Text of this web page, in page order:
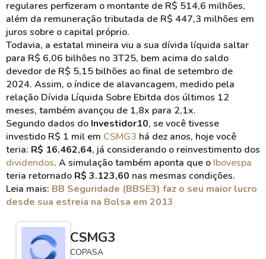
regulares perfizeram o montante de R$ 514,6 milhões,
além da remuneração tributada de R$ 447,3 milhões em
juros sobre o capital próprio.
Todavia, a estatal mineira viu a sua dívida líquida saltar
para R$ 6,06 bilhões no 3T25, bem acima do saldo
devedor de R$ 5,15 bilhões ao final de setembro de
2024. Assim, o índice de alavancagem, medido pela
relação Dívida Líquida Sobre Ebitda dos últimos 12
meses, também avançou de 1,8x para 2,1x.
Segundo dados do Investidor10, se você tivesse
investido R$ 1 mil em CSMG3 há dez anos, hoje você
teria: R$ 16.462,64, já considerando o reinvestimento dos
dividendos. A simulação também aponta que o Ibovespa
teria retornado R$ 3.123,60 nas mesmas condições.
Leia mais: BB Seguridade (BBSE3) faz o seu maior lucro
desde sua estreia na Bolsa em 2013
CSMG3
COPASA